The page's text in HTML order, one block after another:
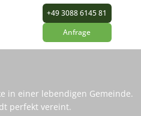
+49 3088 6145 81
Anfrage
in einer lebendigen Gemeinde.
perfekt vereint.